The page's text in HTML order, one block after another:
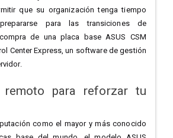
que su organización tenga tiempo
para las transiciones de
de una placa base ASUS CSM
Center Express, un software de gestión
remoto para reforzar tu
como el mayor y más conocido